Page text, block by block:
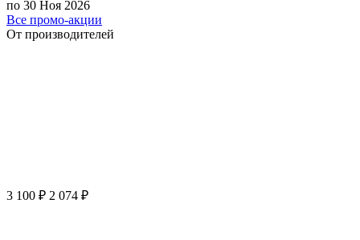
по 30 Ноя 2026
Все промо-акции
От производителей
3 100 ₽ 2 074 ₽